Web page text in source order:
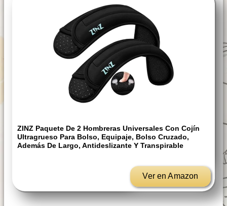
ZINZ Paquete De 2 Hombreras Universales Con Cojín
Ultragrueso Para Bolso, Equipaje, Bolso Cruzado,
Además De Largo, Antideslizante Y Transpirable
Ver en Amazon